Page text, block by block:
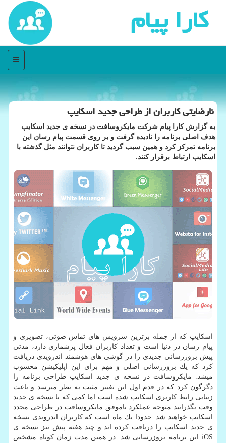
كارا پیام
منو
نارضایتی كاربران از طراحی جدید اسكایپ
به گزارش كارا پیام شركت مایكروسافت در نسخه ی جدید اسكایپ
هدف اصلی برنامه را نادیده گرفت و بر روی قسمت پیام رسان این
برنامه تمركز كرد و همین سبب گردید تا كاربران نتوانند مثل گذشته با
اسكایپ ارتباط برقرار كنند.
اسكایپ كه از جمله برترین سرویس های تماس صوتی، تصویری و
پیام رسان در دنیا است و تعداد كاربران فعال پرشماری دارد، مدتی
پیش بروزرسانی جدیدی را در گوشی های هوشمند اندرویدی دریافت
كرد كه یك بروزرسانی اصلی و مهم برای این اپلیكیشن محسوب
میشد. مایكروسافت در نسخه ی جدید اسكایپ طراحی برنامه را
دگرگون كرد كه در قدم اول این تغییر مثبت به نظر میرسد و باعث
زیبایی رابط كاربری اسكایپ شده است اما كمی كه با نسخه ی جدید
وقت بگذرانید متوجه عملكرد ناموفق مایكروسافت در طراحی مجدد
اسكایپ خواهید شد. حدودا یك ماه است كه كاربران اندرویدی نسخه
ی جدید اسكایپ را دریافت كرده اند و چند هفته پیش نیز نسخه ی
iOS این برنامه بروزرسانی شد. در همین مدت زمان كوتاه مشخص